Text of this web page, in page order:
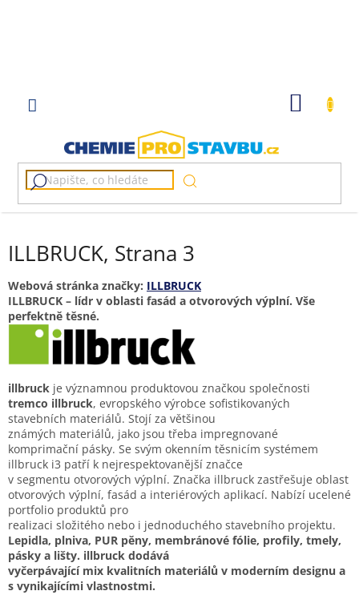
ILLBRUCK, Strana 3
Webová stránka značky: ILLBRUCK
ILLBRUCK – lídr v oblasti fasád a otvorových výplní. Vše
perfektně těsné.
illbruck je významnou produktovou značkou společnosti
tremco illbruck, evropského výrobce sofistikovaných
stavebních materiálů. Stojí za většinou
známých materiálů, jako jsou třeba impregnované
komprimační pásky. Se svým okenním těsnicím systémem
illbruck i3 patří k nejrespektovanější značce
v segmentu otvorových výplní. Značka illbruck zastřešuje oblast
otvorových výplní, fasád a interiérových aplikací. Nabízí ucelené
portfolio produktů pro
realizaci složitého nebo i jednoduchého stavebního projektu.
Lepidla, plniva, PUR pěny, membránové fólie, profily, tmely,
pásky a lišty. illbruck dodává
vyčerpávající mix kvalitních materiálů v moderním designu a
s vynikajícími vlastnostmi.